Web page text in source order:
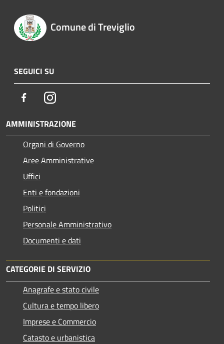
Comune di Treviglio
SEGUICI SU
FacebookInstagram
AMMINISTRAZIONE
Organi di Governo
Aree Amministrative
Uffici
Enti e fondazioni
Politici
Personale Amministrativo
Documenti e dati
CATEGORIE DI SERVIZIO
Anagrafe e stato civile
Cultura e tempo libero
Imprese e Commercio
Catasto e urbanistica